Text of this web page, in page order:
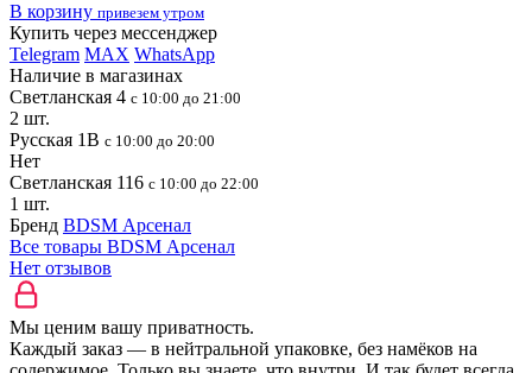
В корзину привезем утром
Купить через мессенджер
Telegram MAX WhatsApp
Наличие в магазинах
Светланская 4 с 10:00 до 21:00
2 шт.
Русская 1В с 10:00 до 20:00
Нет
Светланская 116 с 10:00 до 22:00
1 шт.
Бренд BDSM Арсенал
Все товары BDSM Арсенал
Нет отзывов
Мы ценим вашу приватность.
Каждый заказ — в нейтральной упаковке, без намёков на